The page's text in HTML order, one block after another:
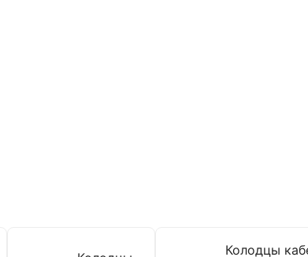
Колодцы